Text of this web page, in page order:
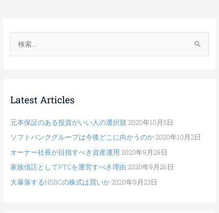
索
:Latest Articles
元本保証のある投資がいい人の選択肢 2020年10月5日
ソフトバンクグループは今後どこに向かうのか2020年10月2日
オーナー社長が目指すべき資産運用 2020年9月29日
家族信託としてPTCを運営すべき理由 2020年9月26日
大暴落するHSBCの株式は買いか2020年9月23日